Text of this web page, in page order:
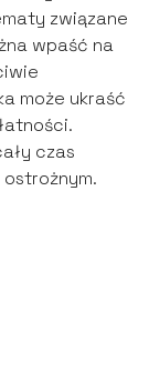
związane
wpaść na
może ukraść
czas